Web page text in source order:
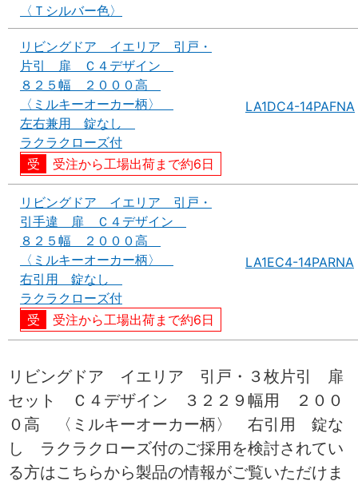
〈Ｔシルバー色〉
リビングドア イエリア 引戸・
片引 扉 Ｃ４デザイン
８２５幅 ２０００高
〈ミルキーオーカー柄〉
左右兼用 錠なし
ラクラクローズ付
受注から工場出荷まで約6日
LA1DC4-14PAFNA
リビングドア イエリア 引戸・
引手違 扉 Ｃ４デザイン
８２５幅 ２０００高
〈ミルキーオーカー柄〉
右引用 錠なし
ラクラクローズ付
受注から工場出荷まで約6日
LA1EC4-14PARNA
リビングドア イエリア 引戸・３枚片引 扉
セット Ｃ４デザイン ３２２９幅用 ２００
０高 〈ミルキーオーカー柄〉 右引用 錠な
し ラクラクローズ付のご採用を検討されてい
る方はこちらから製品の情報がご覧いただけま